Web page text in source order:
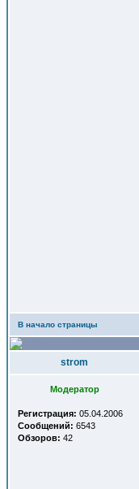
В начало страницы
strom
Модератор
Регистрация: 05.04.2006
Сообщений: 6543
Обзоров: 42